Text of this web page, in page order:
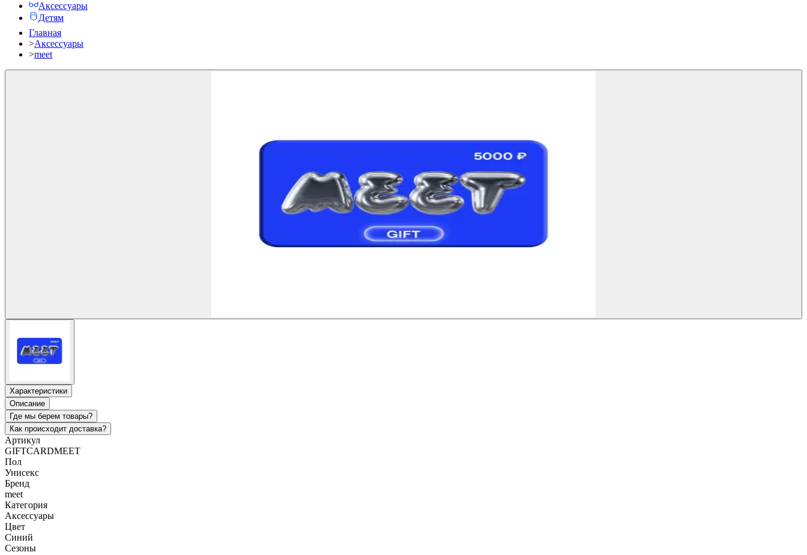
Аксессуары
Детям
Главная
>Аксессуары
>meet
Характеристики
Описание
Где мы берем товары?
Как происходит доставка?
Артикул
GIFTCARDMEET
Пол
Унисекс
Бренд
meet
Категория
Аксессуары
Цвет
Синий
Сезоны